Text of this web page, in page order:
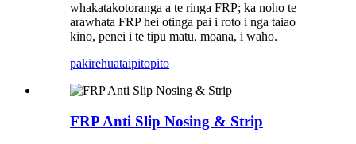
whakatakotoranga a te ringa FRP; ka noho te
arawhata FRP hei otinga pai i roto i nga taiao
kino, penei i te tipu matū, moana, i waho.
pakirehuataipitopito
FRP Anti Slip Nosing & Strip